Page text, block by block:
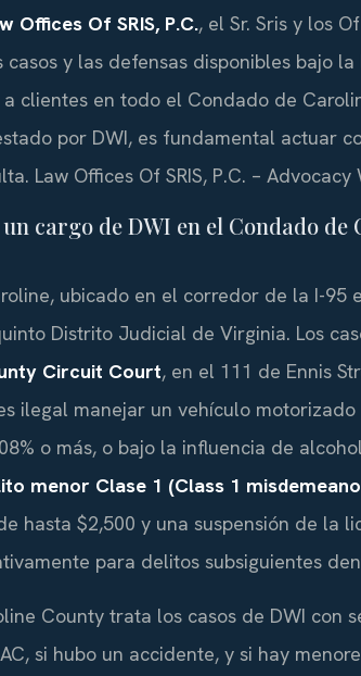
Offices Of SRIS, P.C., el Sr. Sris y los
y las defensas disponibles bajo
clientes en todo el Condado de
por DWI, es fundamental actuar
Law Offices Of SRIS, P.C. –
cargo de DWI en el Condado de
ubicado en el corredor de la I-95
Distrito Judicial de Virginia. Los
Circuit Court, en el 111 de Ennis
ilegal manejar un vehículo
o más, o bajo la influencia de
menor Clase 1 (Class 1
hasta $2,500 y una suspensión de la
para delitos subsiguientes
County trata los casos de DWI con
si hubo un accidente, y si hay